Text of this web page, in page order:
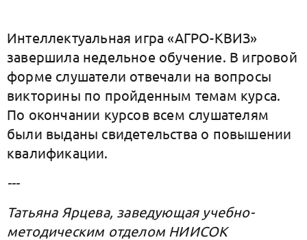
Интеллектуальная игра «АГРО-КВИЗ»
завершила недельное обучение. В игровой
форме слушатели отвечали на вопросы
викторины по пройденным темам курса.
По окончании курсов всем слушателям
были выданы свидетельства о повышении
квалификации.
---
Татьяна Ярцева, заведующая учебно-
методическим отделом НИИСОК